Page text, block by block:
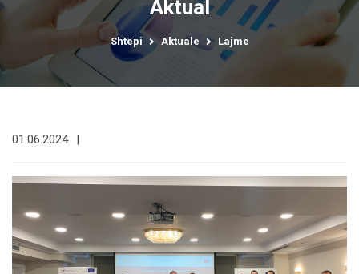
Aktual
Shtëpi Aktuale Lajme
01.06.2024 |